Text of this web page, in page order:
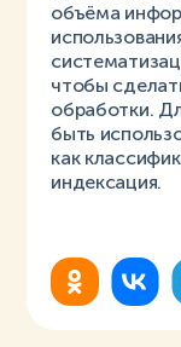
объёма
чтобы
обработки.
быть
как
индексация.